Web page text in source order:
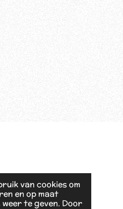
van cookies om
en op maat
te geven. Door